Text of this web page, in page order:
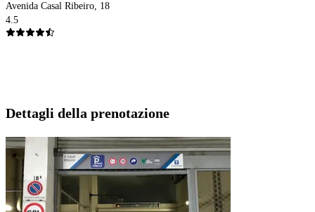
Avenida Casal Ribeiro, 18
4.5
Dettagli della prenotazione